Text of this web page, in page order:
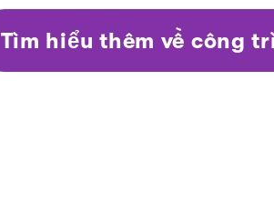
Tìm hiểu thêm về công